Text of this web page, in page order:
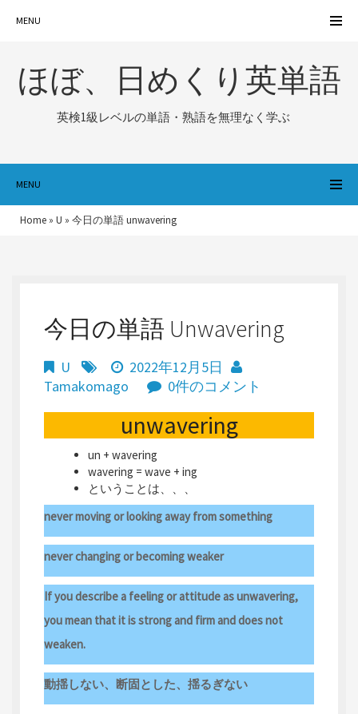
MENU
ほぼ、日めくり英単語
英検1級レベルの単語・熟語を無理なく学ぶ
MENU
Home » U » 今日の単語 unwavering
今日の単語 Unwavering
U
2022年12月5日
Tamakomago
0件のコメント
unwavering
un + wavering
wavering = wave + ing
ということは、、、
never moving or looking away from something
never changing or becoming weaker
If you describe a feeling or attitude as unwavering,
you mean that it is strong and firm and does not
weaken.
動揺しない、断固とした、揺るぎない